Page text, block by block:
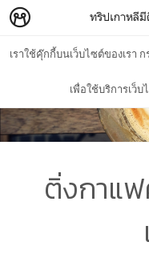
เราใช้คุ๊กกี้บนเว็บไซต์ของเรา
เพื่อใช้บริการเว็บ
ทริปเกาหลีมี
ติ่งกาแ